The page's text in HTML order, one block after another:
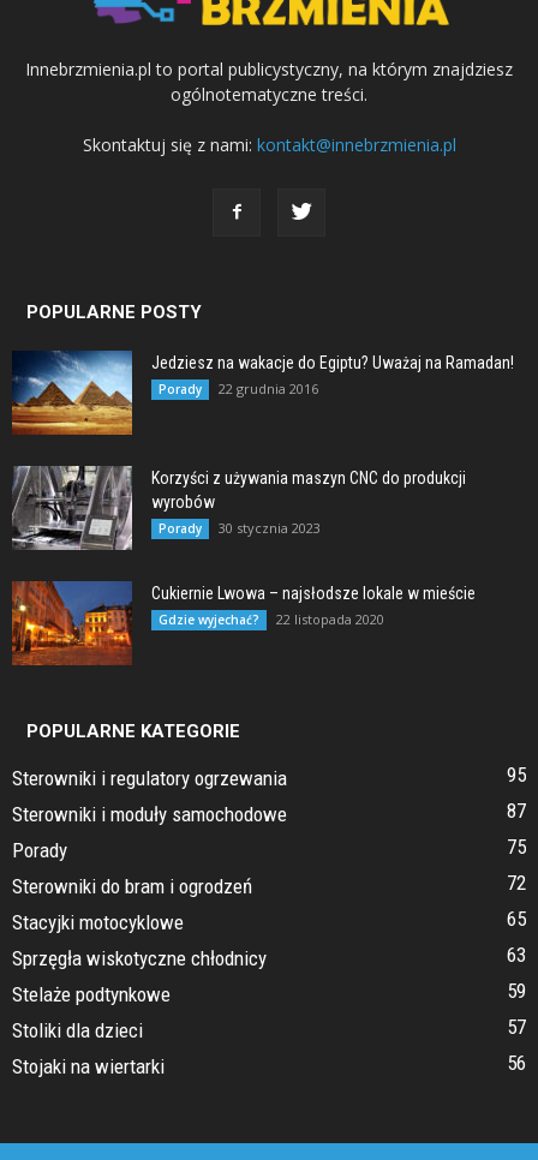
Innebrzmienia.pl to portal publicystyczny, na którym znajdziesz
ogólnotematyczne treści.
Skontaktuj się z nami: kontakt@innebrzmienia.pl
POPULARNE POSTY
Jedziesz na wakacje do Egiptu? Uważaj na Ramadan!
Porady 22 grudnia 2016
Korzyści z używania maszyn CNC do produkcji
wyrobów
Porady 30 stycznia 2023
Cukiernie Lwowa – najsłodsze lokale w mieście
Gdzie wyjechać? 22 listopada 2020
POPULARNE KATEGORIE
Sterowniki i regulatory ogrzewania
95
Sterowniki i moduły samochodowe
87
Porady
75
Sterowniki do bram i ogrodzeń
72
Stacyjki motocyklowe
65
Sprzęgła wiskotyczne chłodnicy
63
Stelaże podtynkowe
59
Stoliki dla dzieci
57
Stojaki na wiertarki
56